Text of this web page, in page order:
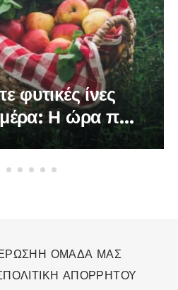
φυτικές ίνες
Η ώρα που
στον
Η ΟΜΑΔΑ ΜΑΣ
ΠΟΛΙΤΙΚΗ ΑΠΟΡΡΗΤΟΥ